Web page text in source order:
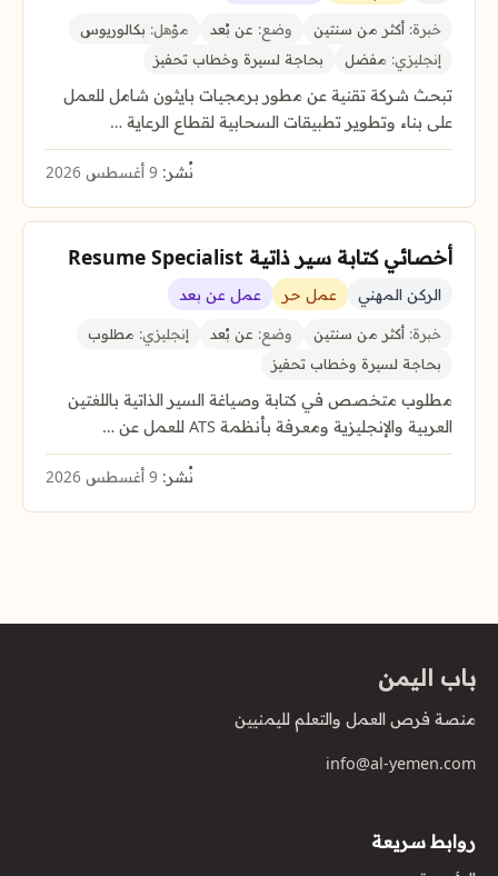
خبرة: أكثر من سنتين وضع: عن بُعد مؤهل: بكالوريوس
إنجليزي: مفضل بحاجة لسيرة وخطاب تحفيز
تبحث شركة تقنية عن مطور برمجيات بايثون شامل للعمل
على بناء وتطوير تطبيقات السحابية لقطاع الرعاية …
نُشر:
أخصائي كتابة سير ذاتية Resume Specialist
الركن المهني عمل حر عمل عن بعد
خبرة: أكثر من سنتين وضع: عن بُعد إنجليزي: مطلوب
بحاجة لسيرة وخطاب تحفيز
مطلوب متخصص في كتابة وصياغة السير الذاتية باللغتين
العربية والإنجليزية ومعرفة بأنظمة ATS للعمل عن …
نُشر:
باب اليمن
منصة فرص العمل والتعلم لليمنيين
info@al-yemen.com
روابط سريعة